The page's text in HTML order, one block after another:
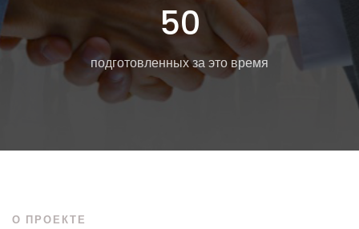
50
подготовленных за это время
О ПРОЕКТЕ